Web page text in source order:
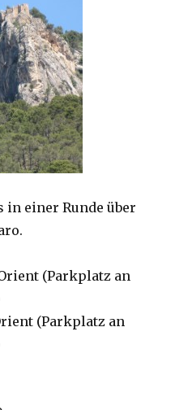
in einer Runde über
(Parkplatz an
(Parkplatz an